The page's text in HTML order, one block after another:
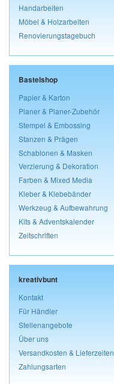
Handarbeiten
Möbel & Holzarbeiten
Renovierungstagebuch
Bastelshop
Papier & Karton
Planer & Planer-Zubehör
Stempel & Embossing
Stanzen & Prägen
Schablonen & Masken
Verzierung & Dekoration
Farben & Mixed Media
Kleber & Klebebänder
Werkzeug & Aufbewahrung
Kits & Adventskalender
Zeitschriften
kreativbunt
Kontakt
Für Händler
Stellenangebote
Über uns
Versandkosten & Lieferzeiten
Zahlungsarten